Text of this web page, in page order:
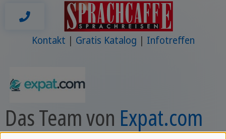
Kontakt Gratis Katalog Infotreffen
Das Team von Expat.com